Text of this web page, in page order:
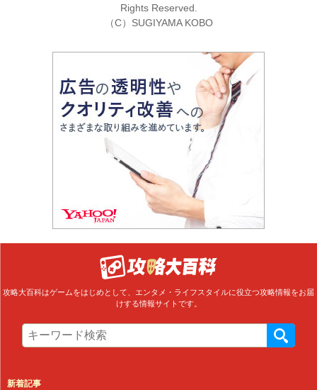
Rights Reserved.
（C）SUGIYAMA KOBO
攻略大百科はゲームをはじめとして、エンタメ・ライフスタイルに役立つ攻略情報をお届
けする情報サイトです。
新着記事